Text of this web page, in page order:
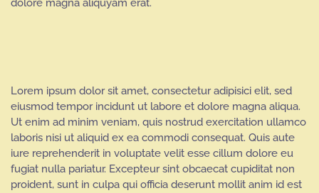
dolore magna aliquyam erat.
Lorem ipsum dolor sit amet, consectetur adipisici elit, sed
eiusmod tempor incidunt ut labore et dolore magna aliqua.
Ut enim ad minim veniam, quis nostrud exercitation ullamco
laboris nisi ut aliquid ex ea commodi consequat. Quis aute
iure reprehenderit in voluptate velit esse cillum dolore eu
fugiat nulla pariatur. Excepteur sint obcaecat cupiditat non
proident, sunt in culpa qui officia deserunt mollit anim id est